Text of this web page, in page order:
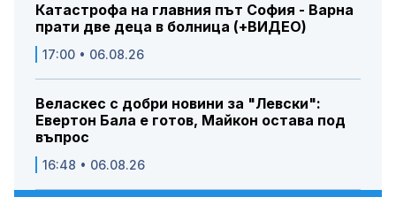
Катастрофа на главния път София - Варна
прати две деца в болница (+ВИДЕО)
17:00 • 06.08.26
Веласкес с добри новини за "Левски":
Евертон Бала е готов, Майкон остава под
въпрос
16:48 • 06.08.26